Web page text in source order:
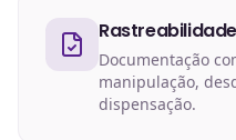
Documentação
manipulação,
dispensação.